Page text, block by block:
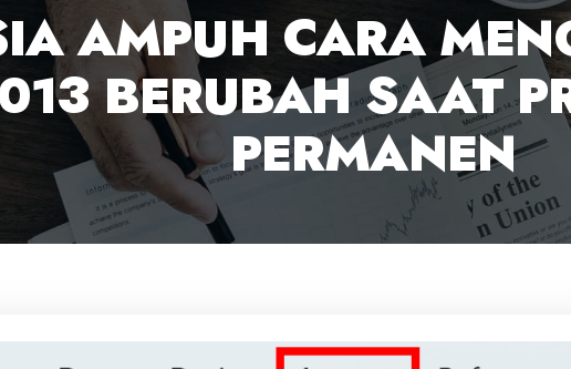
AMPUH CARA
BERUBAH SAAT
PERMANEN